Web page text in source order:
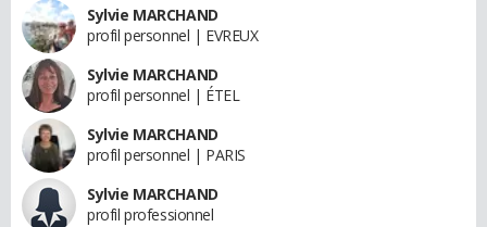
Sylvie MARCHAND
profil personnel | EVREUX
Sylvie MARCHAND
profil personnel | ÉTEL
Sylvie MARCHAND
profil personnel | PARIS
Sylvie MARCHAND
profil professionnel